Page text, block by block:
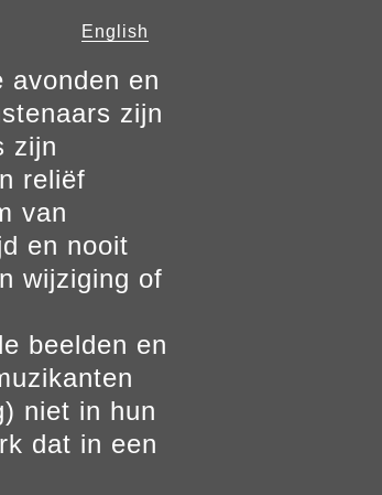
English
avonden en
zijn
zijn
reliëf
van
en nooit
wijziging of
beelden en
niet in hun
dat in een